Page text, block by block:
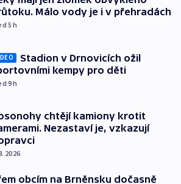
Málo vody je i v přehradách
5h
Stadion v Drnovicích ožil
kempy pro děti
9h
chtějí kamiony krotit
Nezastaví je, vzkazují
2026
obcím na Brněnsku dočasně